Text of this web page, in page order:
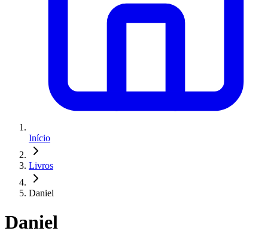
Início
Livros
Daniel
Daniel